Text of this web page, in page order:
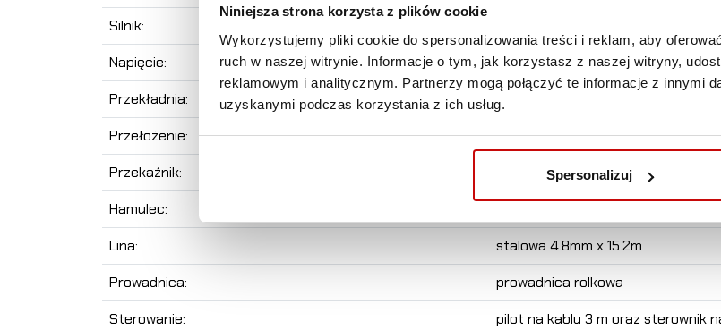
Niniejsza strona korzysta z plików cookie
Wykorzystujemy pliki cookie do spersonalizowania treści i reklam, aby
ruch w naszej witrynie. Informacje o tym, jak korzystasz z naszej witryny,
reklamowym i analitycznym. Partnerzy mogą połączyć te informacje z innymi
uzyskanymi podczas korzystania z ich usług.
Spersonalizuj
Silnik:
Napięcie:
12V
Przekładnia:
3 stopniowa planetarna
Przełożenie:
140:1
Przekaźnik:
zespolony uszczelniony
Hamulec:
Lina:
stalowa 4.8mm x 15.2m
Prowadnica:
prowadnica rolkowa
Sterowanie:
pilot na kablu 3 m oraz sterownik